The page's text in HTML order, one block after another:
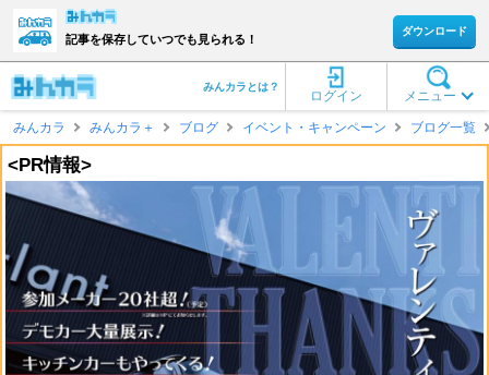
記事を保存していつでも見られる！
ダウンロード
メニュー
ログイン
みんカラとは？
みんカラ みんカラ＋ ブログ イベント・キャンペーン ブログ一覧
<PR情報>